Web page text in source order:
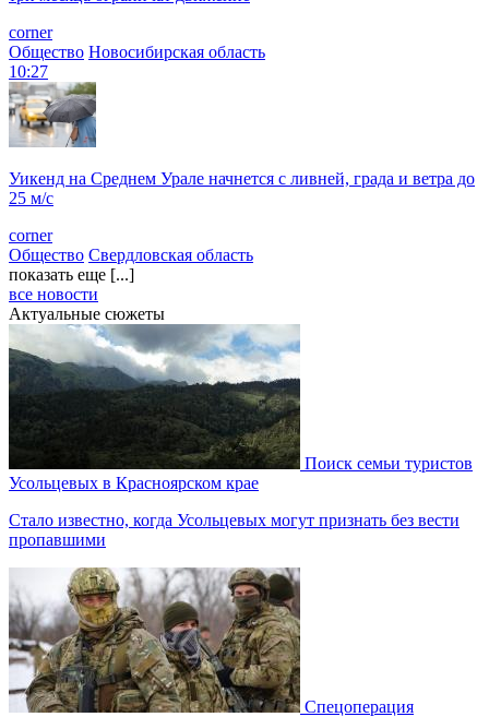
corner
Общество Новосибирская область
10:27
Уикенд на Среднем Урале начнется с ливней, града и ветра до
25 м/с
corner
Общество Свердловская область
показать еще [...]
все новости
Актуальные сюжеты
Поиск семьи туристов
Усольцевых в Красноярском крае
Стало известно, когда Усольцевых могут признать без вести
пропавшими
Спецоперация